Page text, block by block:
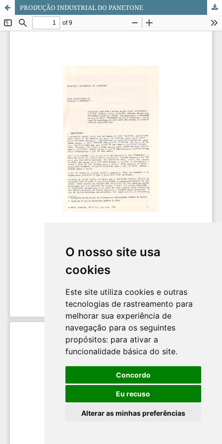
O nosso site usa
cookies
Este site utiliza cookies e outras
tecnologias de rastreamento para
melhorar sua experiência de
navegação para os seguintes
propósitos: para ativar a
funcionalidade básica do site.
Concordo
Eu recuso
Alterar as minhas preferências
PRODUÇÃO INDUSTRIAL DO PANETONE